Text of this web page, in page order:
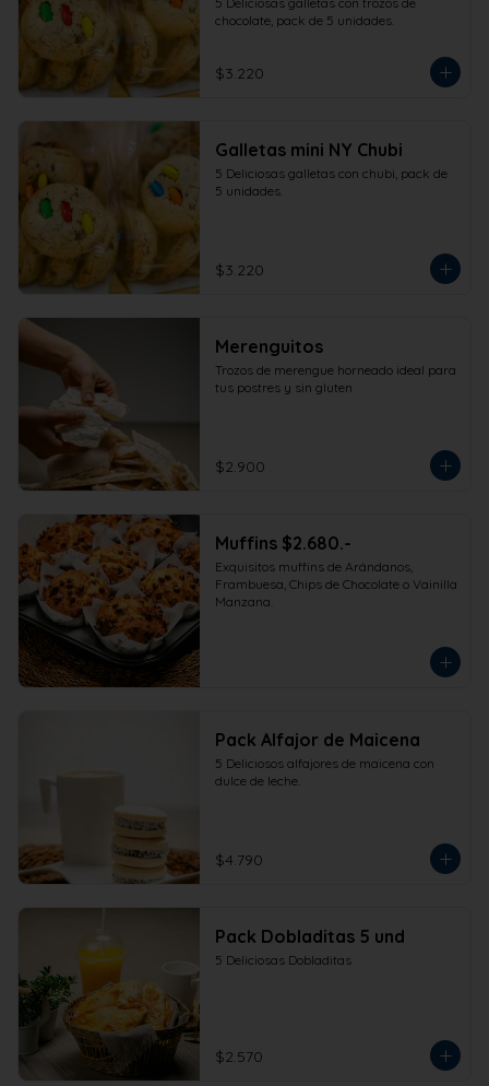
chocolate, pack de 5 unidades.
$3.220
Galletas mini NY Chubi
5 Deliciosas galletas con chubi, pack de
5 unidades.
$3.220
Merenguitos
Trozos de merengue horneado ideal para
tus postres y sin gluten
$2.900
Muffins $2.680.-
Exquisitos muffins de Arándanos,
Frambuesa, Chips de Chocolate o Vainilla
Manzana.
Pack Alfajor de Maicena
5 Deliciosos alfajores de maicena con
dulce de leche.
$4.790
Pack Dobladitas 5 und
5 Deliciosas Dobladitas
$2.570